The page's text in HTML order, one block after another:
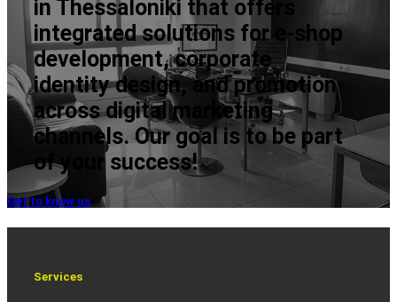
in Thessaloniki that offers
integrated solutions for e-shop
development, corporate
identity design, and promotion
across digital marketing
channels. Our goal is to be part
of your success!
Get to know us
Services